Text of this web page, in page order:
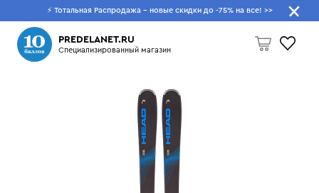
⚡ Тотальная Распродажа - новые скидки до -75% на все! >>
PREDELANET.RU
Специализированный магазин
Что будем искать?